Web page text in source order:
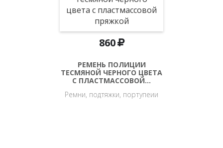
860
РЕМЕНЬ ПОЛИЦИИ
ТЕСМЯНОЙ ЧЕРНОГО ЦВЕТА
С ПЛАСТМАССОВОЙ…
Ремни, подтяжки, портупеии